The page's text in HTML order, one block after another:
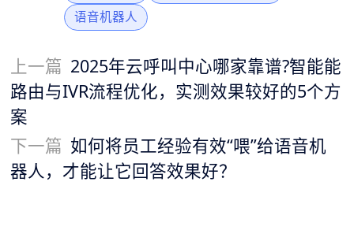
语音机器人
上一篇 2025年云呼叫中心哪家靠谱?智能能
路由与IVR流程优化，实测效果较好的5个方
案
下一篇 如何将员工经验有效“喂”给语音机
器人，才能让它回答效果好？